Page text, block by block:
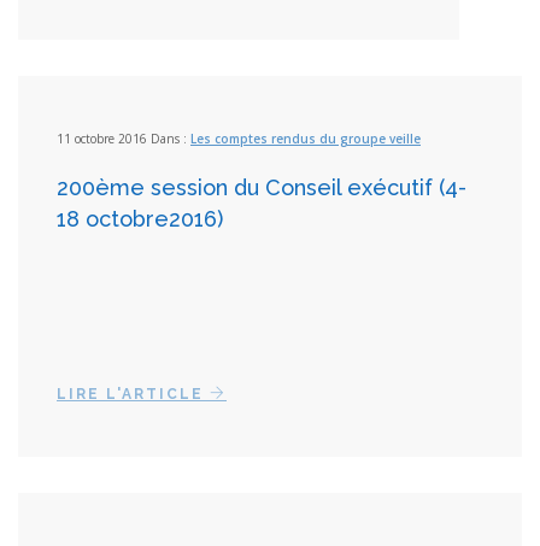
11 octobre 2016 Dans : Les comptes rendus du groupe veille
200ème session du Conseil exécutif (4-
18 octobre2016)
LIRE L'ARTICLE